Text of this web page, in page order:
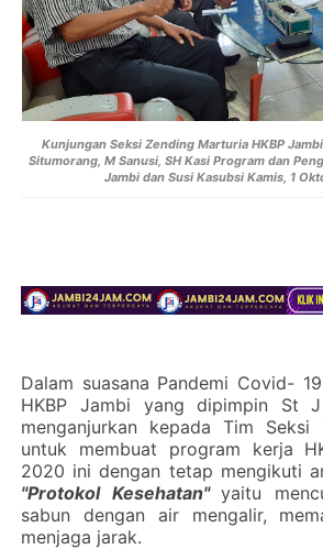
Kunjungan Seksi Zending Marturia HKBP
Situmorang, M Sanusi, SH Kasi Program dan
Jambi dan Susi Kasubsi Kamis, 1
Dalam suasana Pandemi Covid-
HKBP Jambi yang dipimpin St J
menganjurkan kepada Tim Seksi
untuk membuat program kerja
2020 ini dengan tetap mengikuti
"Protokol Kesehatan"yaitu
sabun dengan air mengalir,
menjaga jarak.